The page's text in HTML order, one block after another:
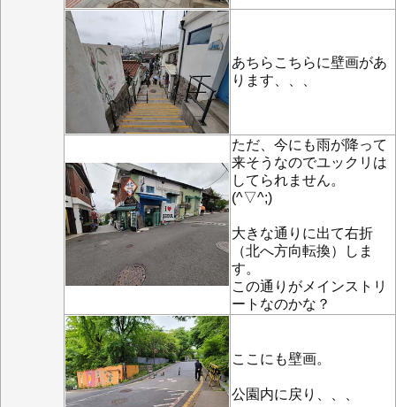
あちらこちらに壁画があ
ります、、、
ただ、今にも雨が降って
来そうなのでユックリは
してられません。
(^▽^;)
大きな通りに出て右折
（北へ方向転換）しま
す。
この通りがメインストリ
ートなのかな？
ここにも壁画。
公園内に戻り、、、